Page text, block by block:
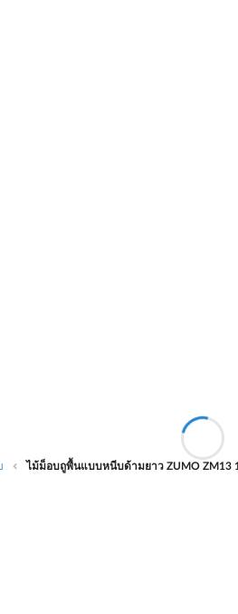
ไม้ม็อบถูพื้นแบบหนีบด้ามยาว ZUMO ZM13